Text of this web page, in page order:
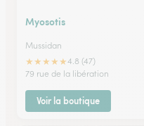
Myosotis
Mussidan
★★★★★4.8 (47)
79 rue de la libération
Voir la boutique